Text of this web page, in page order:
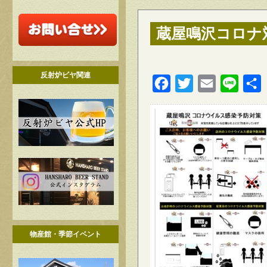
反射炉ビヤ関連
物産館・季節イベント
蔵屋鳴沢コロナ
FacebookTwitter Email Line